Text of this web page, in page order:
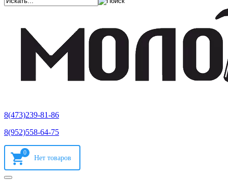
8(473)239-81-86
8(952)558-64-75
0